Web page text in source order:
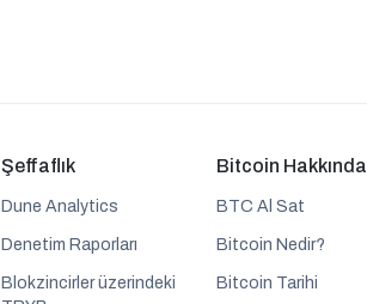
Şeffaflık
Dune Analytics
Denetim Raporları
Blokzincirler üzerindeki
Bitcoin Hakkında
BTC Al Sat
Bitcoin Nedir?
Bitcoin Tarihi